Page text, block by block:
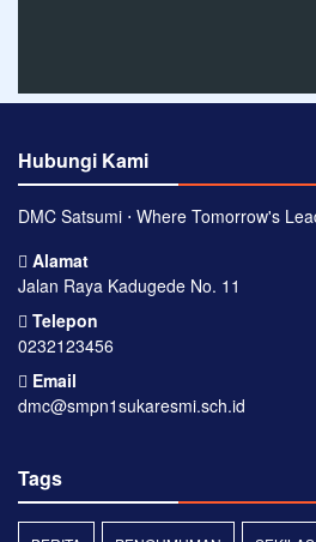
Hubungi Kami
DMC Satsumi ⋅ Where Tomorrow's
Alamat
Jalan Raya Kadugede No. 11
Telepon
0232123456
Email
dmc@smpn1sukaresmi.sch.id
Tags